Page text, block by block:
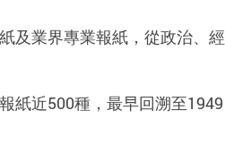
及業界專業報紙，從政治、經
紙近500種，最早回溯至1949